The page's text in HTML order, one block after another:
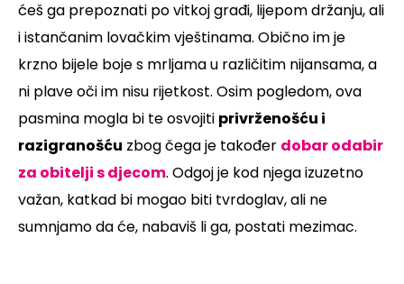
ćeš ga prepoznati po vitkoj građi, lijepom držanju, ali
i istančanim lovačkim vještinama. Obično im je
krzno bijele boje s mrljama u različitim nijansama, a
ni plave oči im nisu rijetkost. Osim pogledom, ova
pasmina mogla bi te osvojiti privrženošću i
razigranošću zbog čega je također dobar odabir
za obitelji s djecom. Odgoj je kod njega izuzetno
važan, katkad bi mogao biti tvrdoglav, ali ne
sumnjamo da će, nabaviš li ga, postati mezimac.